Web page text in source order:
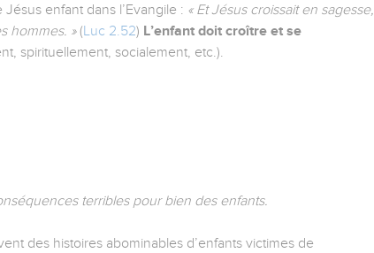
enfant dans l’Evangile : « Et Jésus croissait en sagesse,
hommes. »(Luc 2.52) L’enfant doit croître et se
spirituellement, socialement, etc.).
terribles pour bien des enfants.
des histoires abominables d’enfants victimes de